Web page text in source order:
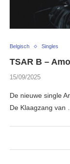
Belgisch Singles
TSAR B –
15/09/2025
De nieuwe single
De Klaagzang van